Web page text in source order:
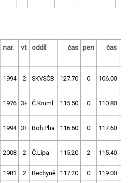
nar. vt oddíl čas pen čas
1994 2 SKVSČB 127.70 0 106.00
1976 3+ Č.Kruml. 115.50 0 110.80
1994 3+ Boh.Pha 116.60 0 117.60
2008 2 Č.Lípa 115.20 2 115.40
1981 2 Bechyně 117.20 0 119.00